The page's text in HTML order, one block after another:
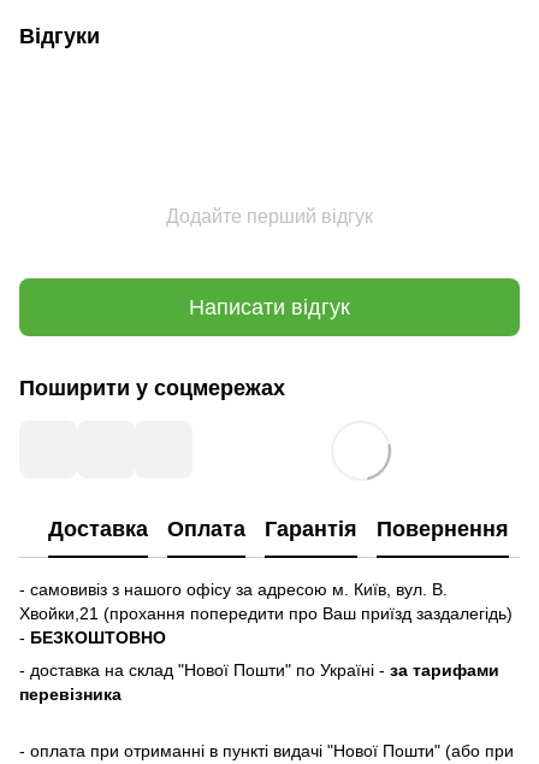
Відгуки
Додайте перший відгук
Написати відгук
Поширити у соцмережах
Доставка Оплата Гарантія Повернення
- самовивіз з нашого офісу за адресою м. Київ, вул. В.
Хвойки,21 (прохання попередити про Ваш приїзд заздалегідь)
- БЕЗКОШТОВНО
- доставка на склад "Нової Пошти" по Україні - за тарифами
перевізника
- оплата при отриманні в пункті видачі "Нової Пошти" (або при